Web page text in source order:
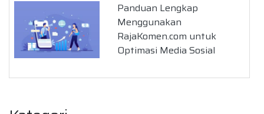
Panduan Lengkap
Menggunakan
RajaKomen.com untuk
Optimasi Media Sosial